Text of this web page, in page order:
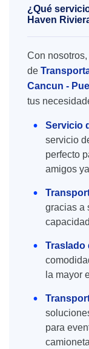
¿Qué
Haven
Con
de
Cancun -
tus
Servicio
servicio
perfecto
amigos
gracias a
Traslado
la mayor
para